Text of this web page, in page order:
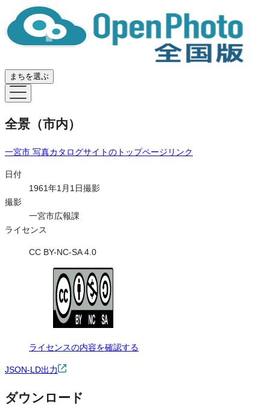
まちを選ぶ
全景（市内）
一宮市 写真カタログサイトのトップページリンク
日付
1961年1月1日撮影
撮影
一宮市広報課
ライセンス
CC BY-NC-SA 4.0
ライセンスの内容を確認する
JSON-LD出力
ダウンロード